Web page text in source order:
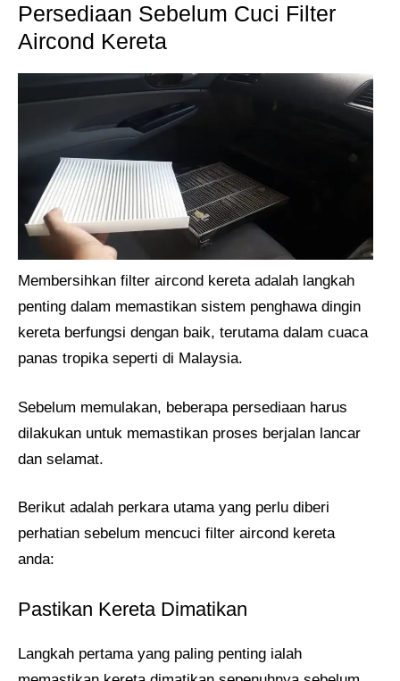
Persediaan Sebelum Cuci Filter
Aircond Kereta
Membersihkan filter aircond kereta adalah langkah
penting dalam memastikan sistem penghawa dingin
kereta berfungsi dengan baik, terutama dalam cuaca
panas tropika seperti di Malaysia.
Sebelum memulakan, beberapa persediaan harus
dilakukan untuk memastikan proses berjalan lancar
dan selamat.
Berikut adalah perkara utama yang perlu diberi
perhatian sebelum mencuci filter aircond kereta
anda:
Pastikan Kereta Dimatikan
Langkah pertama yang paling penting ialah